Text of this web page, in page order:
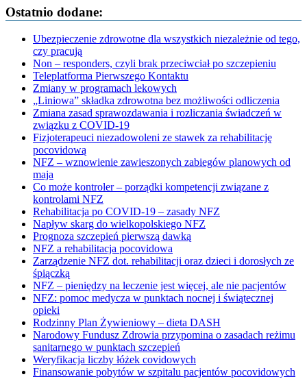
Ostatnio dodane:
Ubezpieczenie zdrowotne dla wszystkich niezależnie od tego,
czy pracują
Non – responders, czyli brak przeciwciał po szczepieniu
Teleplatforma Pierwszego Kontaktu
Zmiany w programach lekowych
„Liniowa” składka zdrowotna bez możliwości odliczenia
Zmiana zasad sprawozdawania i rozliczania świadczeń w
związku z COVID-19
Fizjoterapeuci niezadowoleni ze stawek za rehabilitację
pocovidową
NFZ – wznowienie zawieszonych zabiegów planowych od
maja
Co może kontroler – porządki kompetencji związane z
kontrolami NFZ
Rehabilitacja po COVID-19 – zasady NFZ
Napływ skarg do wielkopolskiego NFZ
Prognoza szczepień pierwszą dawką
NFZ a rehabilitacja pocovidowa
Zarządzenie NFZ dot. rehabilitacji oraz dzieci i dorosłych ze
śpiączką
NFZ – pieniędzy na leczenie jest więcej, ale nie pacjentów
NFZ: pomoc medycza w punktach nocnej i świątecznej
opieki
Rodzinny Plan Żywieniowy – dieta DASH
Narodowy Fundusz Zdrowia przypomina o zasadach reżimu
sanitarnego w punktach szczepień
Weryfikacja liczby łóżek covidowych
Finansowanie pobytów w szpitalu pacjentów pocovidowych